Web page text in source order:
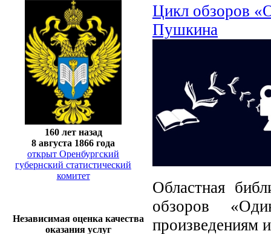
160 лет назад
8 августа 1866 года
открыт Оренбургский
губернский статистический
комитет
Независимая оценка качества
оказания услуг
Цикл обзоров
Пушкина
Областная
обзоров
произведениям